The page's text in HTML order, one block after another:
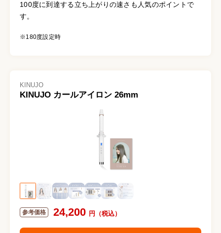
100度に到達する立ち上がりの速さも人気のポイントで
す。
※180度設定時
KINUJO
KINUJO カールアイロン 26mm
24,200